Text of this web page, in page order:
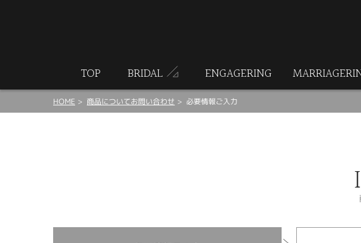
TOP BRIDAL ENGAGERING
HOME 商品についてお問い合わせ 必要情報ご入力